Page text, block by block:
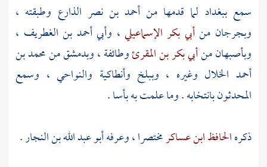
سمعببغداد لما قدمها من أحمد بن نصر الذارع وطبقته ،
وبجرجان منأبي بكر الإسماعيلي ، وأبي أحمد بن الغطريف ،
وبأصبهانمنأبي بكر بن المقرئوطائفة ،وبدمشقمنمحمد بن
أحمد الخلال وغيره ، وببلخ وأنطاكية والنواحي ، وسمع
المحدثون بانتخابه . وما علمت به بأسا .
ذكرهالحافظ ابن عساكرمختصرا ، وعرفهأبو عبد الله بن النجار.